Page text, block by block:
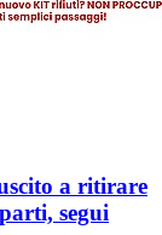
a ritirare
segui